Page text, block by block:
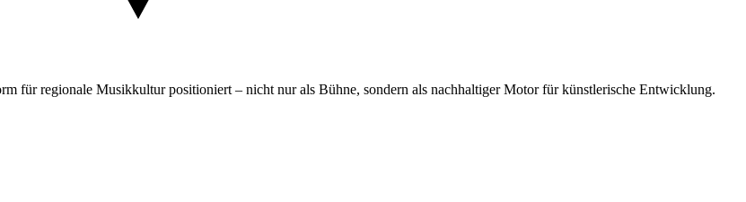
für regionale Musikkultur positioniert – nicht nur als Bühne, sondern als nachhaltiger Motor für künstlerische Entwicklung.